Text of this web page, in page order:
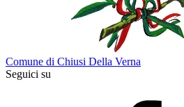
Comune di Chiusi Della Verna
Seguici su